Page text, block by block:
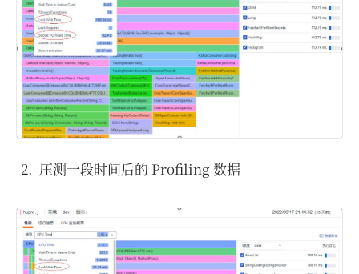
压测一段时间后的 Profiling 数据